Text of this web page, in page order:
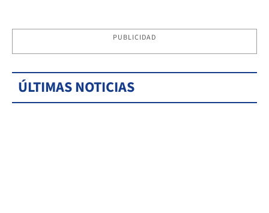
PUBLICIDAD
ÚLTIMAS NOTICIAS